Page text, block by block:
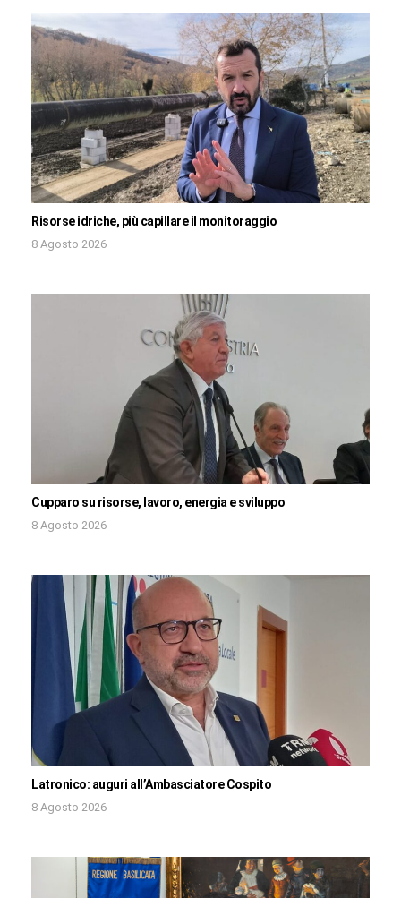
Risorse idriche, più capillare il monitoraggio
8 Agosto 2026
Cupparo su risorse, lavoro, energia e sviluppo
8 Agosto 2026
Latronico: auguri all’Ambasciatore Cospito
8 Agosto 2026